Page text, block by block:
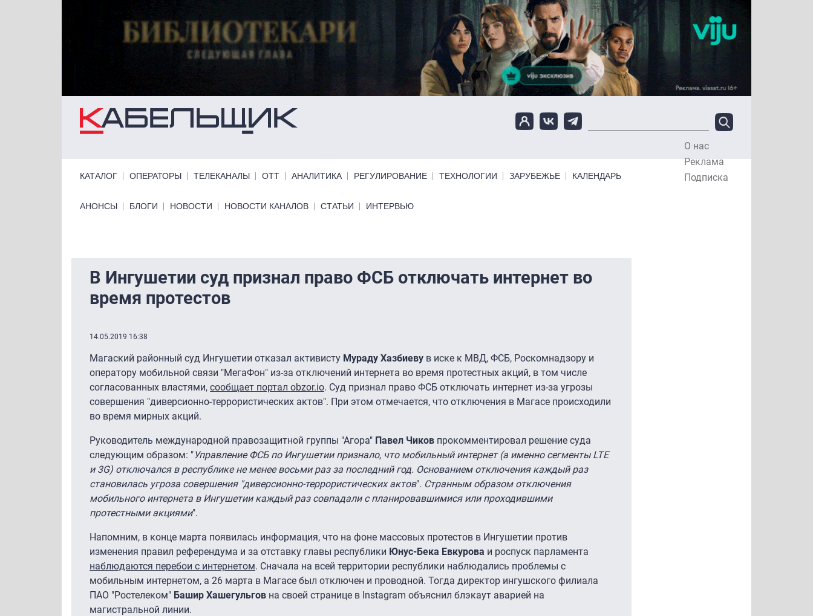
О нас
Реклама
Подписка
КАТАЛОГ ОПЕРАТОРЫ ТЕЛЕКАНАЛЫ ОТТ АНАЛИТИКА РЕГУЛИРОВАНИЕ ТЕХНОЛОГИИ ЗАРУБЕЖЬЕ КАЛЕНДАРЬ
Primary links bottom
АНОНСЫ БЛОГИ НОВОСТИ НОВОСТИ КАНАЛОВ СТАТЬИ ИНТЕРВЬЮ
В Ингушетии суд признал право ФСБ отключать интернет во
время протестов
14.05.2019 16:38
Магаский районный суд Ингушетии отказал активисту Мураду Хазбиеву в иске к МВД, ФСБ, Роскомнадзору и
оператору мобильной связи "МегаФон" из-за отключений интернета во время протестных акций, в том числе
согласованных властями, сообщает портал obzor.io. Суд признал право ФСБ отключать интернет из-за угрозы
совершения "диверсионно-террористических актов". При этом отмечается, что отключения в Магасе происходили
во время мирных акций.
Руководитель международной правозащитной группы "Агора" Павел Чиков прокомментировал решение суда
следующим образом: "Управление ФСБ по Ингушетии признало, что мобильный интернет (а именно сегменты LTE
и 3G) отключался в республике не менее восьми раз за последний год. Основанием отключения каждый раз
становилась угроза совершения "диверсионно-террористических актов". Странным образом отключения
мобильного интернета в Ингушетии каждый раз совпадали с планировавшимися или проходившими
протестными акциями".
Напомним, в конце марта появилась информация, что на фоне массовых протестов в Ингушетии против
изменения правил референдума и за отставку главы республики Юнус-Бека Евкурова и роспуск парламента
наблюдаются перебои с интернетом. Сначала на всей территории республики наблюдались проблемы с
мобильным интернетом, а 26 марта в Магасе был отключен и проводной. Тогда директор ингушского филиала
ПАО "Ростелеком" Башир Хашегульгов на своей странице в Instagram объяснил блэкаут аварией на
магистральной линии.